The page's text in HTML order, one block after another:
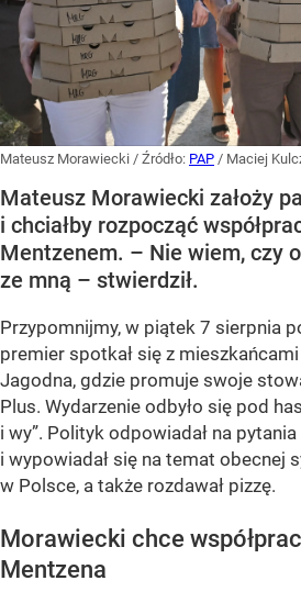
Mateusz Morawiecki / Źródło: PAP / Maciej
Mateusz Morawiecki założy
i chciałby rozpocząć
Mentzenem. – Nie wiem, czy
ze mną – stwierdził.
Przypomnijmy, w piątek 7 sierpnia
premier spotkał się z
Jagodna, gdzie promuje swoje
Plus. Wydarzenie odbyło się pod
i wy”. Polityk odpowiadał na
i wypowiadał się na temat obecnej
w Polsce, a także rozdawał pizzę.
Morawiecki chce
Mentzena